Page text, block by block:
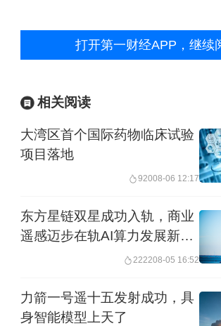
欧洲航天界，展示中方为国
控制的专业竞争能力。
此次是快舟一号甲运载火箭
执行发射任务。继11月13日
林一号”高分02A卫星，快舟
火箭一周内再次实现成功发
国同一型运载火箭在同一发
快舟一号甲运载火箭是航天
打开第一财经APP，继续
相关阅读
大湾区首个国际药物临床试验
项目落地
92008-06 12:17
东方星链双星成功入轨，商业
遥感迈步在轨AI算力发展新阶
222208-05 16:52
力箭一号遥十五发射成功，具
身智能模型上天了